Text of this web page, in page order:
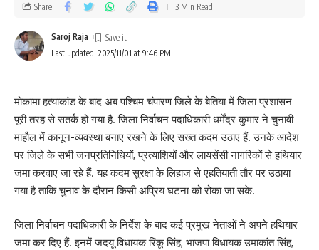
Last updated: 2025/11/01 at 9:46 PM
Saroj Raja
Share 3 Min Read
मोकामा हत्याकांड के बाद अब पश्चिम चंपारण जिले के बेतिया में जिला प्रशासन
पूरी तरह से सतर्क हो गया है. जिला निर्वाचन पदाधिकारी धर्मेंद्र कुमार ने चुनावी
माहौल में कानून-व्यवस्था बनाए रखने के लिए सख्त कदम उठाए हैं. उनके आदेश
पर जिले के सभी जनप्रतिनिधियों, प्रत्याशियों और लायसेंसी नागरिकों से हथियार
जमा करवाए जा रहे हैं. यह कदम सुरक्षा के लिहाज से एहतियाती तौर पर उठाया
गया है ताकि चुनाव के दौरान किसी अप्रिय घटना को रोका जा सके.
जिला निर्वाचन पदाधिकारी के निर्देश के बाद कई प्रमुख नेताओं ने अपने हथियार
जमा कर दिए हैं. इनमें जदयू विधायक रिंकू सिंह, भाजपा विधायक उमाकांत सिंह,